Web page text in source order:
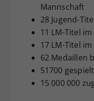
Mannschaft
28 Jugend-
11 LM-Titel
17 LM-Titel
62 Medaillen
51700
15 000 000